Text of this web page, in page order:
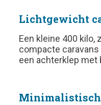
Lichtgewicht
Een kleine 400 kilo,
compacte
een achterklep met
Minimalistisch